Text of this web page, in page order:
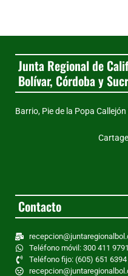
Junta Regional de
Bolívar, Córdoba y
Barrio, Pie de la Popa
Contacto
Teléfono móvil: 300 411 9791
Teléfono fijo: (605) 651 6394